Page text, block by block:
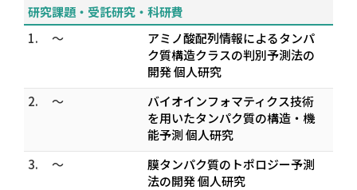
研究課題・受託研究・科研費
1.
～
アミノ酸配列情報によるタンパ
ク質構造クラスの判別予測法の
開発 個人研究
2.
～
バイオインフォマティクス技術
を用いたタンパク質の構造・機
能予測 個人研究
3.
～
膜タンパク質のトポロジー予測
法の開発 個人研究